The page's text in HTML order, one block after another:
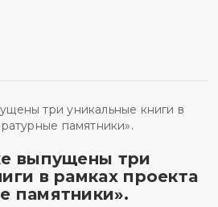
выпущены три
в рамках проекта
памятники».